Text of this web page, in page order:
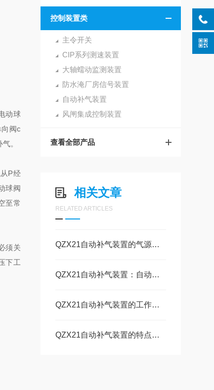
控制装置类
主令开关
CIP系列测速装置
大轴蠕动监测装置
防水淹厂房信号装置
自动补气装置
风闸集成控制装置
查看全部产品
相关文章
RELATED ARTICLES
QZX21自动补气装置的气源需求和供气方式介绍
QZX21自动补气装置：自动保障油井生产，助力油气勘探与开发
QZX21自动补气装置的工作原理和设备特性说明
QZX21自动补气装置的特点和安装注意事项
动球
向阀c
。
P经
球阀
至常
须关
下工